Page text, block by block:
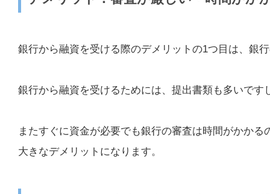
銀行から融資を受ける際のデメリットの1つ目は、銀
銀行から融資を受けるためには、提出書類も多いで
またすぐに資金が必要でも銀行の審査は時間がかか
大きなデメリットになります。